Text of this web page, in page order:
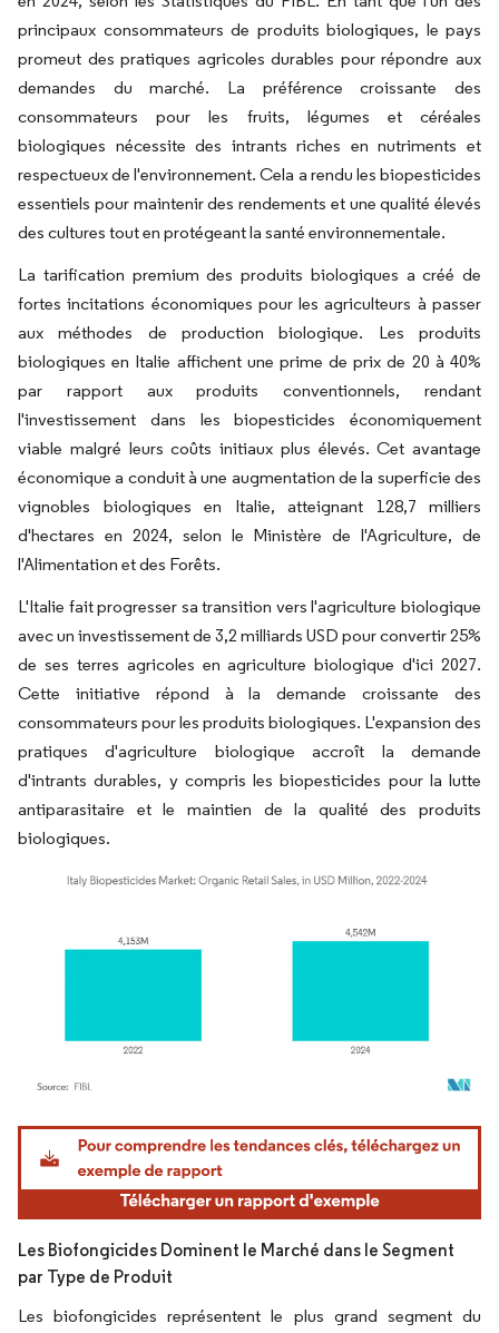
principaux consommateurs de produits biologiques, le pays
promeut des pratiques agricoles durables pour répondre aux
demandes du marché. La préférence croissante des
consommateurs pour les fruits, légumes et céréales
biologiques nécessite des intrants riches en nutriments et
respectueux de l'environnement. Cela a rendu les biopesticides
essentiels pour maintenir des rendements et une qualité élevés
des cultures tout en protégeant la santé environnementale.
La tarification premium des produits biologiques a créé de
fortes incitations économiques pour les agriculteurs à passer
aux méthodes de production biologique. Les produits
biologiques en Italie affichent une prime de prix de 20 à 40%
par rapport aux produits conventionnels, rendant
l'investissement dans les biopesticides économiquement
viable malgré leurs coûts initiaux plus élevés. Cet avantage
économique a conduit à une augmentation de la superficie des
vignobles biologiques en Italie, atteignant 128,7 milliers
d'hectares en 2024, selon le Ministère de l'Agriculture, de
l'Alimentation et des Forêts.
L'Italie fait progresser sa transition vers l'agriculture biologique
avec un investissement de 3,2 milliards USD pour convertir 25%
de ses terres agricoles en agriculture biologique d'ici 2027.
Cette initiative répond à la demande croissante des
consommateurs pour les produits biologiques. L'expansion des
pratiques d'agriculture biologique accroît la demande
d'intrants durables, y compris les biopesticides pour la lutte
antiparasitaire et le maintien de la qualité des produits
biologiques.
Image © Mordor Intelligence. La réutilisation nécessite une attribution sous CC BY
Les Biofongicides Dominent le Marché dans le Segment
par Type de Produit
Les biofongicides représentent le plus grand segment du